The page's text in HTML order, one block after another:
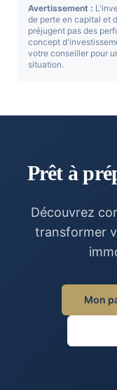
Avertissement :
de perte en capital et
préjugent pas des
concept
votre conseiller pour
situation.
Prêt à
Découvrez
transformer
Mon